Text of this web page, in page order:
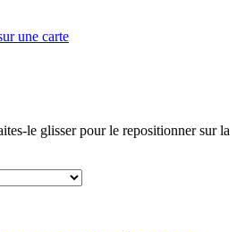
une carte
le glisser pour le repositionner sur la